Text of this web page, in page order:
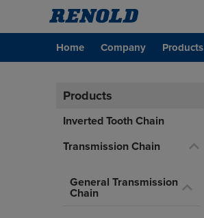
Home Company Products
Products
Inverted Tooth Chain
Transmission Chain
General Transmission
Chain